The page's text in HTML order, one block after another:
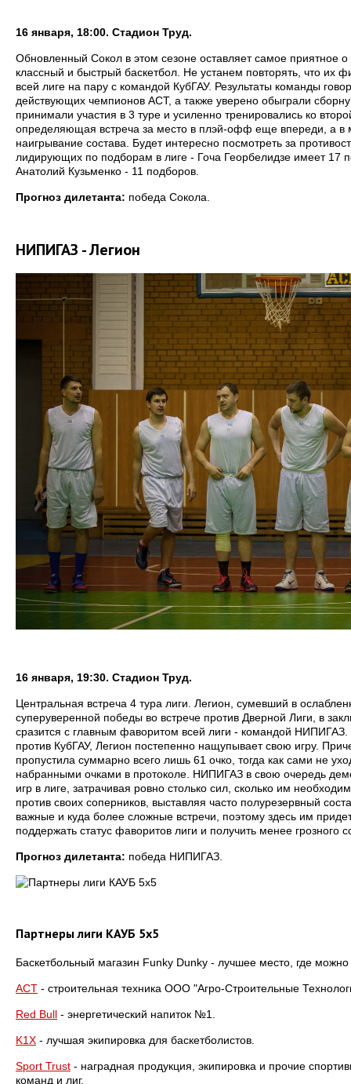
16 января, 18:00. Стадион Труд.
Обновленный Сокол в этом сезоне оставляет самое приятное
классный и быстрый баскетбол. Не устанем повторять, что их
всей лиге на пару с командой КубГАУ. Результаты команды
действующих чемпионов АСТ, а также уверено обыграли
принимали участия в 3 туре и усиленно тренировались ко
определяющая встреча за место в плэй-офф еще впереди, а в
наигрывание состава. Будет интересно посмотреть за
лидирующих по подборам в лиге - Гоча Георбелидзе имеет 17
Анатолий Кузьменко - 11 подборов.
Прогноз дилетанта: победа Сокола.
НИПИГАЗ - Легион
16 января, 19:30. Стадион Труд.
Центральная встреча 4 тура лиги. Легион, сумевший в
суперуверенной победы во встрече против Дверной Лиги, в
сразится с главным фаворитом всей лиги - командой
против КубГАУ, Легион постепенно нащупывает свою игру.
пропустила суммарно всего лишь 61 очко, тогда как сами не
набранными очками в протоколе. НИПИГАЗ в свою очередь
игр в лиге, затрачивая ровно столько сил, сколько им
против своих соперников, выставляя часто полурезервный
важные и куда более сложные встречи, поэтому здесь им
поддержать статус фаворитов лиги и получить менее
Прогноз дилетанта: победа НИПИГАЗ.
Партнеры лиги КАУБ 5х5
Баскетбольный магазин Funky Dunky - лучшее место, где можно
АСТ - строительная техника ООО "Агро-Строительные
Red Bull - энергетический напиток №1.
K1X - лучшая экипировка для баскетболистов.
Sport Trust - наградная продукция, экипировка и прочие
команд и лиг.